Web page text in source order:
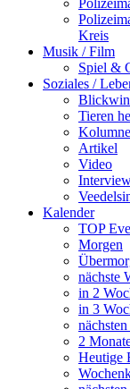
Kreis
Musik / Film
Spiel &
Soziales /
Tieren
Artikel
Video
Kalender
TOP
Morgen
nächste
in 2
in 3
2
Heutige